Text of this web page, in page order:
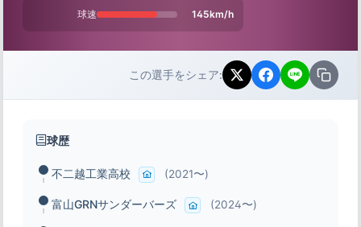
球速 145km/h
この選手をシェア:
球歴
不二越工業高校 (2021〜)
富山GRNサンダーバーズ (2024〜)